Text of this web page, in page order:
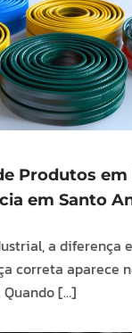
Produtos em
em Santo
a diferença
correta aparece
[…]